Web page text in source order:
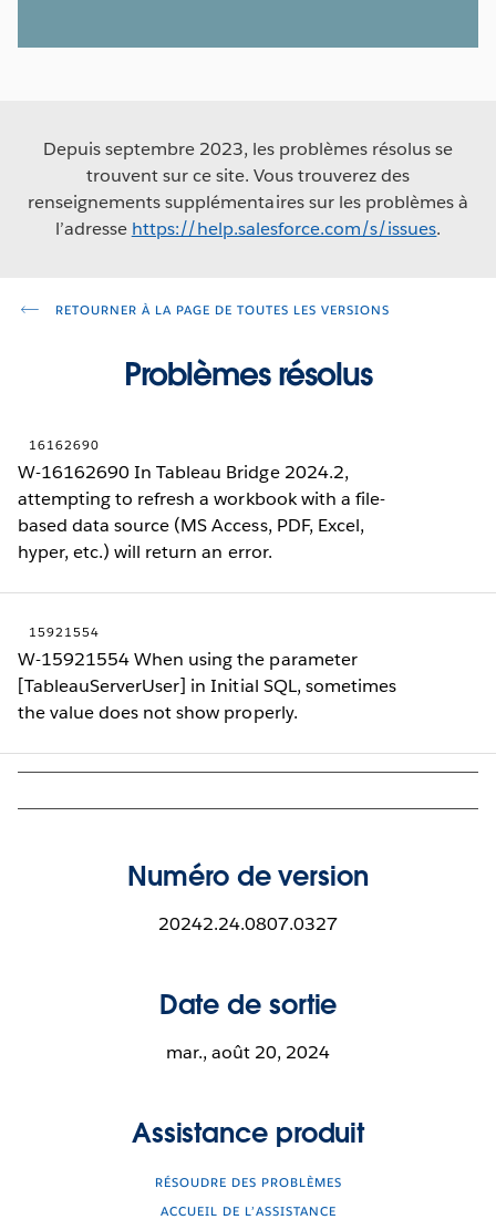
Depuis septembre 2023, les problèmes résolus se
trouvent sur ce site. Vous trouverez des
renseignements supplémentaires sur les problèmes à
l’adresse https://help.salesforce.com/s/issues.
RETOURNER À LA PAGE DE TOUTES LES VERSIONS
Problèmes résolus
16162690
W-16162690 In Tableau Bridge 2024.2,
attempting to refresh a workbook with a file-
based data source (MS Access, PDF, Excel,
hyper, etc.) will return an error.
15921554
W-15921554 When using the parameter
[TableauServerUser] in Initial SQL, sometimes
the value does not show properly.
Numéro de version
20242.24.0807.0327
Date de sortie
mar., août 20, 2024
Assistance produit
RÉSOUDRE DES PROBLÈMES
ACCUEIL DE L’ASSISTANCE